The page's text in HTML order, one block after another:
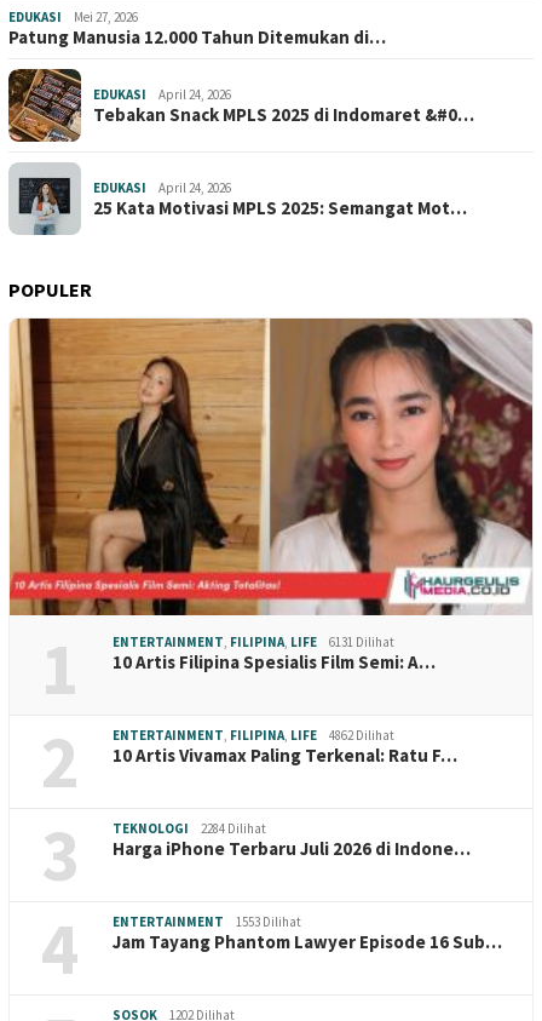
EDUKASI Mei 27, 2026
Patung Manusia 12.000 Tahun Ditemukan di…
EDUKASI April 24, 2026
Tebakan Snack MPLS 2025 di Indomaret &#0…
EDUKASI April 24, 2026
25 Kata Motivasi MPLS 2025: Semangat Mot…
POPULER
1 ENTERTAINMENT, FILIPINA, LIFE 6131 Dilihat
10 Artis Filipina Spesialis Film Semi: A…
2 ENTERTAINMENT, FILIPINA, LIFE 4862 Dilihat
10 Artis Vivamax Paling Terkenal: Ratu F…
3 TEKNOLOGI 2284 Dilihat
Harga iPhone Terbaru Juli 2026 di Indone…
4 ENTERTAINMENT 1553 Dilihat
Jam Tayang Phantom Lawyer Episode 16 Sub…
SOSOK 1202 Dilihat